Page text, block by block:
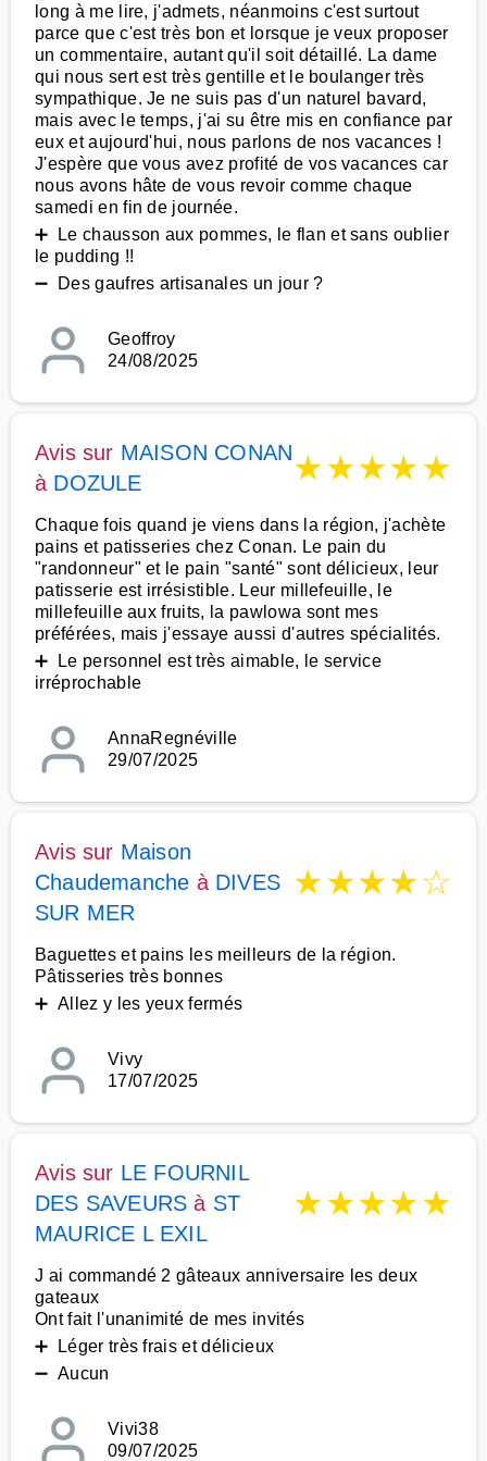
long à me lire, j'admets, néanmoins c'est surtout
parce que c'est très bon et lorsque je veux proposer
un commentaire, autant qu'il soit détaillé. La dame
qui nous sert est très gentille et le boulanger très
sympathique. Je ne suis pas d'un naturel bavard,
mais avec le temps, j'ai su être mis en confiance par
eux et aujourd'hui, nous parlons de nos vacances !
J'espère que vous avez profité de vos vacances car
nous avons hâte de vous revoir comme chaque
samedi en fin de journée.
➕ Le chausson aux pommes, le flan et sans oublier
le pudding !!
➖ Des gaufres artisanales un jour ?
Geoffroy
24/08/2025
Avis sur MAISON CONAN
à DOZULE ★★★★★
Chaque fois quand je viens dans la région, j'achète
pains et patisseries chez Conan. Le pain du
"randonneur" et le pain "santé" sont délicieux, leur
patisserie est irrésistible. Leur millefeuille, le
millefeuille aux fruits, la pawlowa sont mes
préférées, mais j'essaye aussi d'autres spécialités.
➕ Le personnel est très aimable, le service
irréprochable
AnnaRegnéville
29/07/2025
Avis sur Maison
Chaudemanche à DIVES
SUR MER
★★★★☆
Baguettes et pains les meilleurs de la région.
Pâtisseries très bonnes
➕ Allez y les yeux fermés
Vivy
17/07/2025
Avis sur LE FOURNIL
DES SAVEURS à ST
MAURICE L EXIL
★★★★★
J ai commandé 2 gâteaux anniversaire les deux
gateaux
Ont fait l'unanimité de mes invités
➕ Léger très frais et délicieux
➖ Aucun
Vivi38
09/07/2025